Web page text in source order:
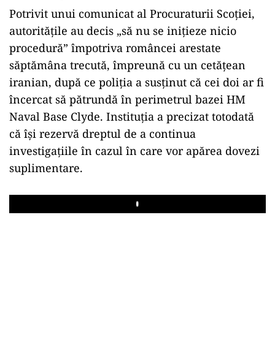
Potrivit unui comunicat al Procuraturii Scoției,
autoritățile au decis „să nu se inițieze nicio
procedură” împotriva româncei arestate
săptămâna trecută, împreună cu un cetățean
iranian, după ce poliția a susținut că cei doi ar fi
încercat să pătrundă în perimetrul bazei HM
Naval Base Clyde. Instituția a precizat totodată
că își rezervă dreptul de a continua
investigațiile în cazul în care vor apărea dovezi
suplimentare.
Play